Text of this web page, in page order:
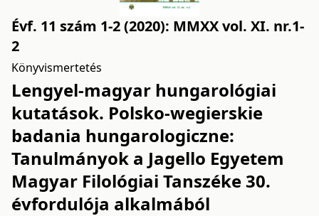
Évf. 11 szám 1-2 (2020): MMXX vol. XI. nr.1-
2
Könyvismertetés
Lengyel-magyar hungarológiai
kutatások. Polsko-wegierskie
badania hungarologiczne:
Tanulmányok a Jagello Egyetem
Magyar Filológiai Tanszéke 30.
évfordulója alkalmából